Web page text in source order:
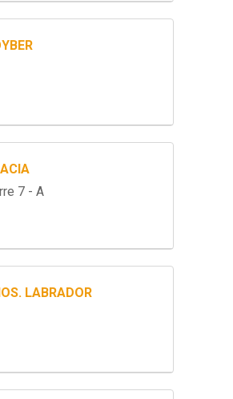
7 - A
LABRADOR